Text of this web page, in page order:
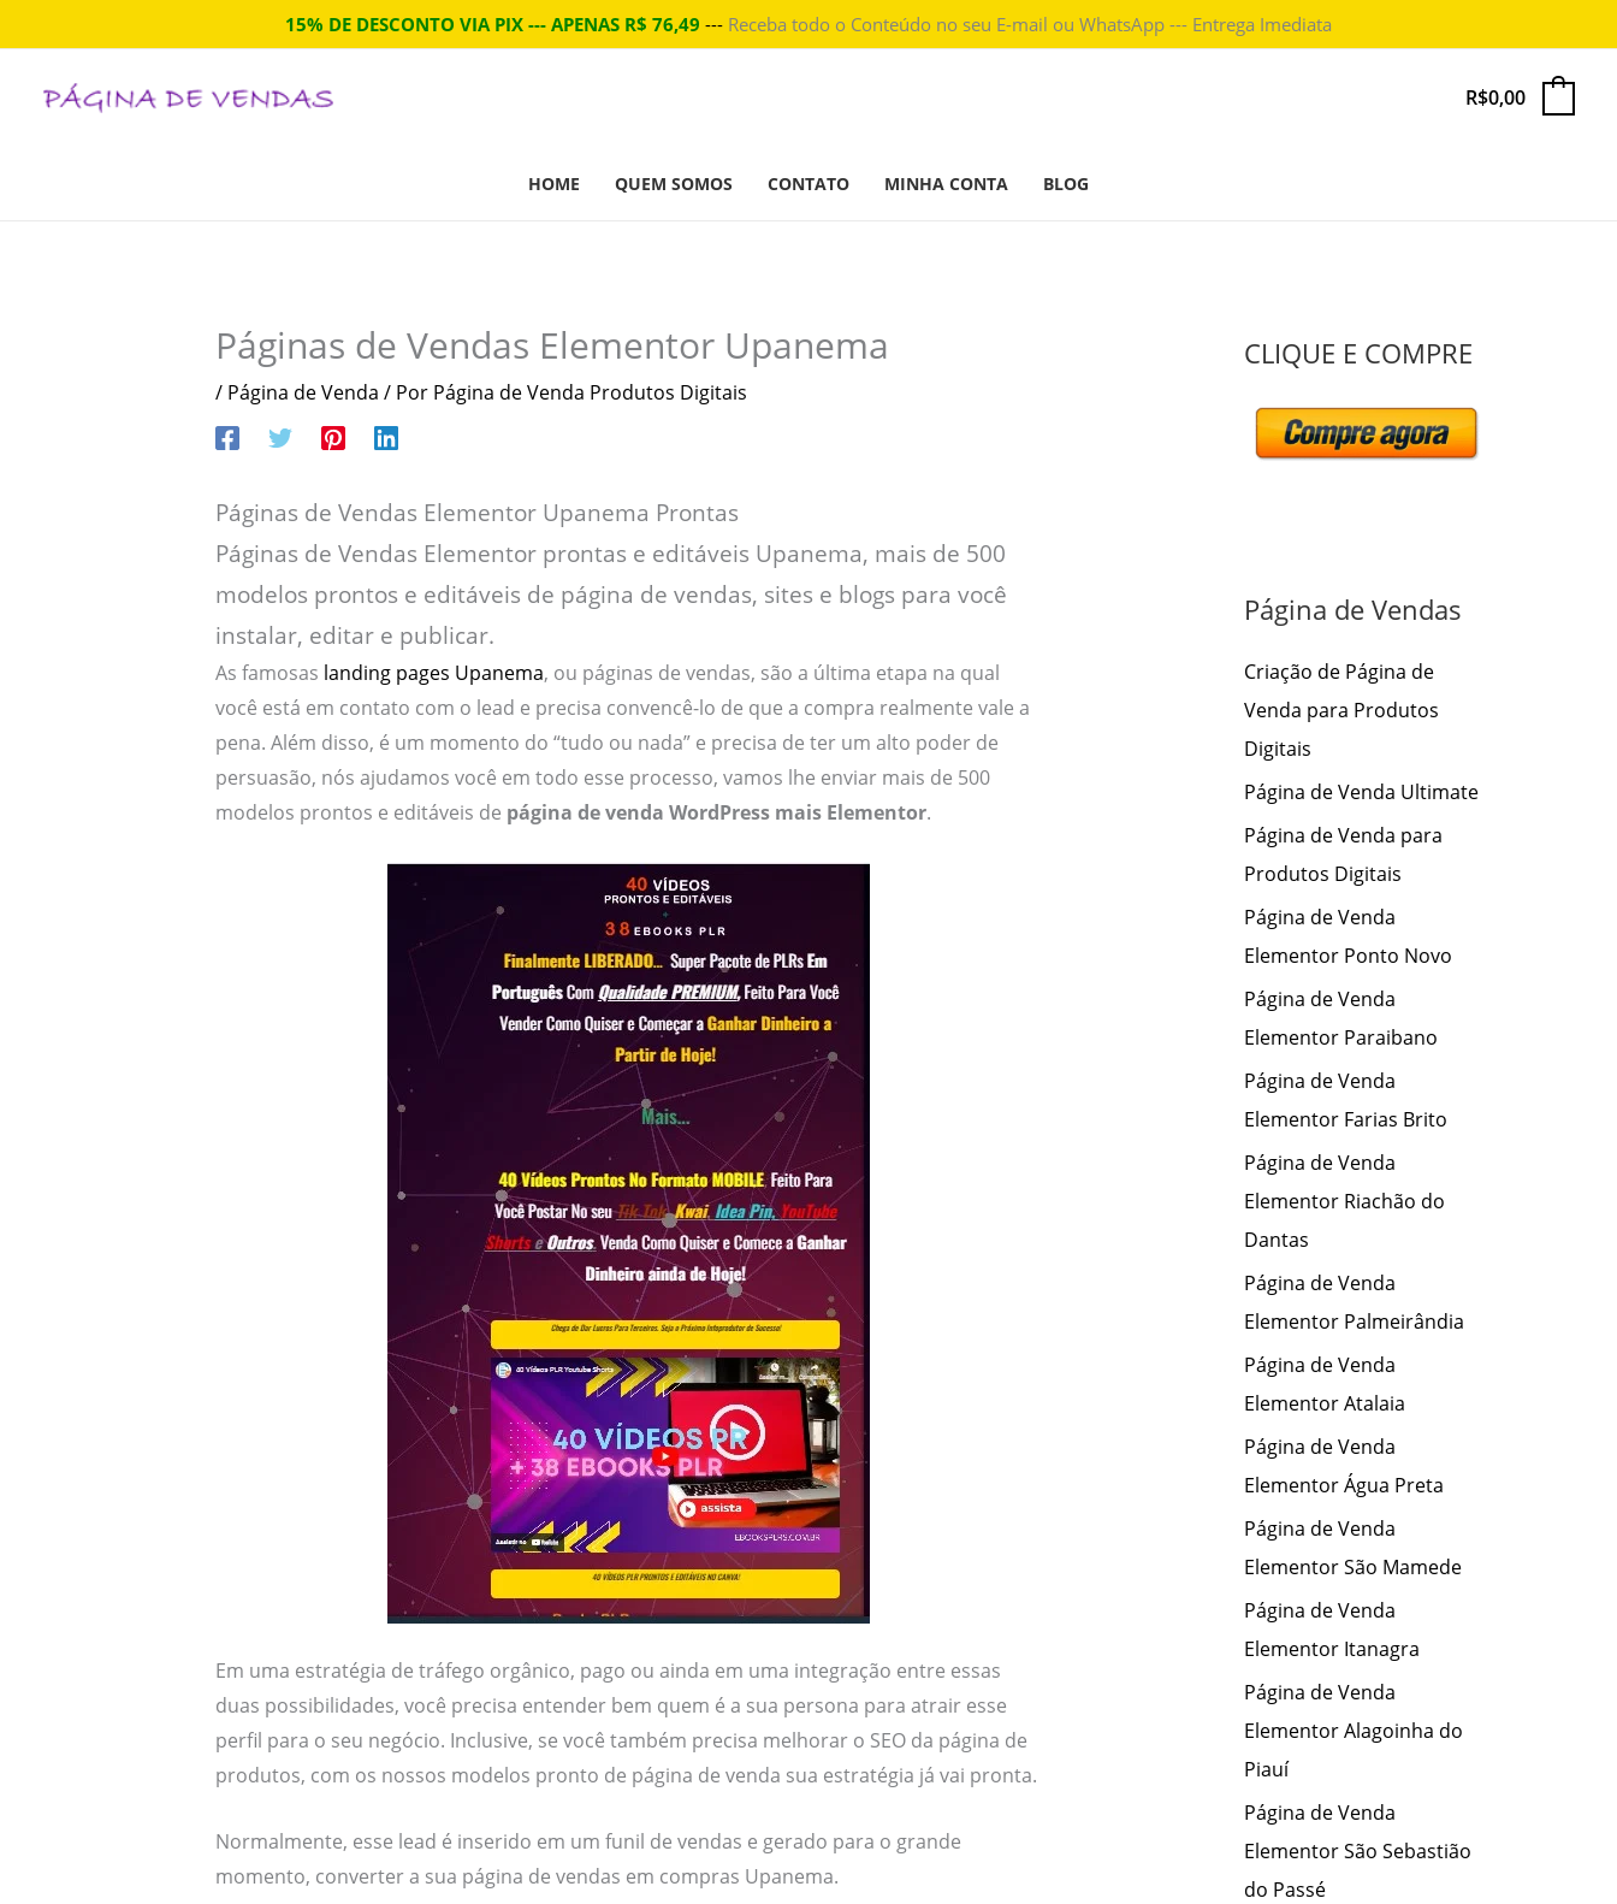
para
15% DE DESCONTO VIA PIX --- APENAS R$ 76,49 --- Receba todo o Conteúdo no seu E-mail ou WhatsApp --- Entrega Imediata
R$0,00
HOME QUEM SOMOS CONTATO MINHA CONTA BLOG
Páginas de Vendas Elementor Upanema
/ Página de Venda / Por Página de Venda Produtos Digitais
Páginas de Vendas Elementor Upanema Prontas
Páginas de Vendas Elementor prontas e editáveis Upanema, mais de 500
modelos prontos e editáveis de página de vendas, sites e blogs para você
instalar, editar e publicar.
As famosas landing pages Upanema, ou páginas de vendas, são a última etapa na qual
você está em contato com o lead e precisa convencê-lo de que a compra realmente vale a
pena. Além disso, é um momento do “tudo ou nada” e precisa de ter um alto poder de
persuasão, nós ajudamos você em todo esse processo, vamos lhe enviar mais de 500
modelos prontos e editáveis de página de venda WordPress mais Elementor.
Em uma estratégia de tráfego orgânico, pago ou ainda em uma integração entre essas
duas possibilidades, você precisa entender bem quem é a sua persona para atrair esse
perfil para o seu negócio. Inclusive, se você também precisa melhorar o SEO da página de
produtos, com os nossos modelos pronto de página de venda sua estratégia já vai pronta.
Normalmente, esse lead é inserido em um funil de vendas e gerado para o grande
momento, converter a sua página de vendas em compras Upanema.
CLIQUE E COMPRE
Página de Vendas
Criação de Página de
Venda para Produtos
Digitais
Página de Venda Ultimate
Página de Venda para
Produtos Digitais
Página de Venda
Elementor Ponto Novo
Página de Venda
Elementor Paraibano
Página de Venda
Elementor Farias Brito
Página de Venda
Elementor Riachão do
Dantas
Página de Venda
Elementor Palmeirândia
Página de Venda
Elementor Atalaia
Página de Venda
Elementor Água Preta
Página de Venda
Elementor São Mamede
Página de Venda
Elementor Itanagra
Página de Venda
Elementor Alagoinha do
Piauí
Página de Venda
Elementor São Sebastião
do Passé
e
r
p
o
r
: